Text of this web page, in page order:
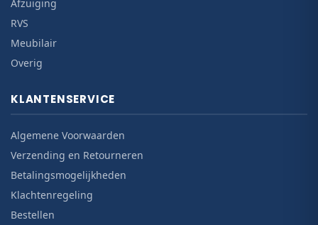
Afzuiging
RVS
Meubilair
Overig
KLANTENSERVICE
Algemene Voorwaarden
Verzending en Retourneren
Betalingsmogelijkheden
Klachtenregeling
Bestellen